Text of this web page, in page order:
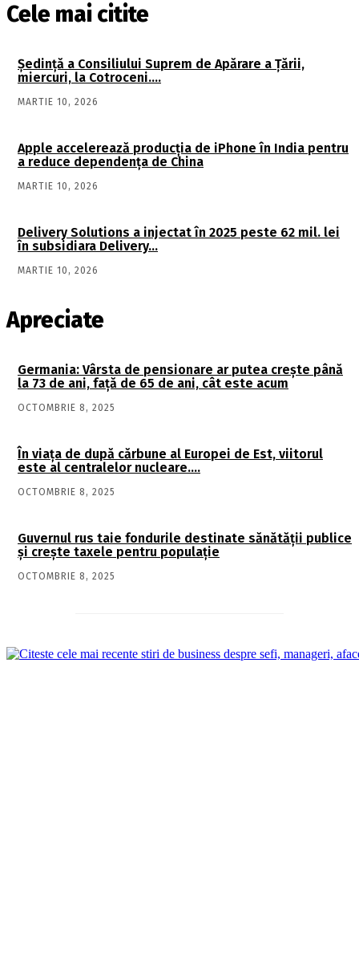
Cele mai citite
Şedinţă a Consiliului Suprem de Apărare a Ţării,
miercuri, la Cotroceni….
MARTIE 10, 2026
Apple accelerează producția de iPhone în India pentru
a reduce dependența de China
MARTIE 10, 2026
Delivery Solutions a injectat în 2025 peste 62 mil. lei
în subsidiara Delivery…
MARTIE 10, 2026
Apreciate
Germania: Vârsta de pensionare ar putea crește până
la 73 de ani, față de 65 de ani, cât este acum
OCTOMBRIE 8, 2025
În viaţa de după cărbune al Europei de Est, viitorul
este al centralelor nucleare….
OCTOMBRIE 8, 2025
Guvernul rus taie fondurile destinate sănătății publice
și crește taxele pentru populație
OCTOMBRIE 8, 2025